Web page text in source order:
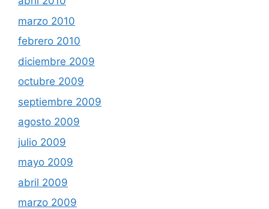
marzo 2010
febrero 2010
diciembre 2009
octubre 2009
septiembre 2009
agosto 2009
julio 2009
mayo 2009
abril 2009
marzo 2009